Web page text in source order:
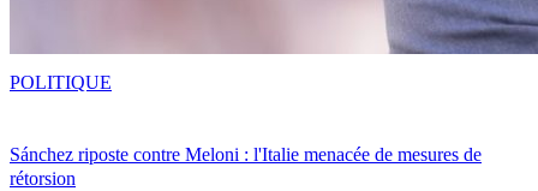
Sánchez riposte contre Meloni : l'Italie menacée de mesures de
rétorsion
POLITIQUE